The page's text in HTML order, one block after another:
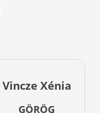
Vincze Xénia
GÖRÖG